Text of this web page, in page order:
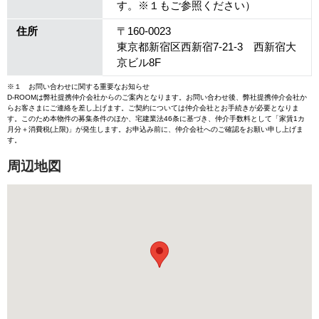
す。※１もご参照ください）
住所
〒160-0023
東京都新宿区西新宿7-21-3 西新宿大
京ビル8F
※１ お問い合わせに関する重要なお知らせ
D-ROOMは弊社提携仲介会社からのご案内となります。お問い合わせ後、弊社提携仲介会社か
らお客さまにご連絡を差し上げます。ご契約については仲介会社とお手続きが必要となりま
す。このため本物件の募集条件のほか、宅建業法46条に基づき、仲介手数料として「家賃1カ
月分＋消費税(上限)」が発生します。お申込み前に、仲介会社へのご確認をお願い申し上げま
す。
周辺地図